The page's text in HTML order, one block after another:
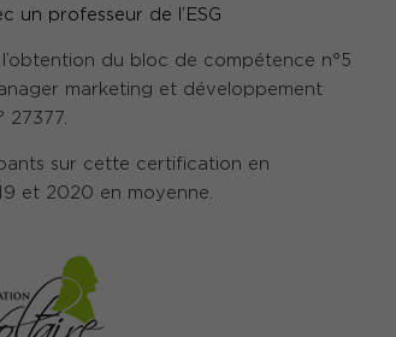
un professeur de l’ESG
du bloc de compétence n°5
marketing et développement
27377.
sur cette certification en
et 2020 en moyenne.